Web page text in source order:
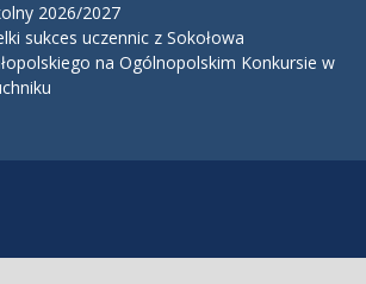
2026/2027
sukces uczennic z Sokołowa
na Ogólnopolskim Konkursie w